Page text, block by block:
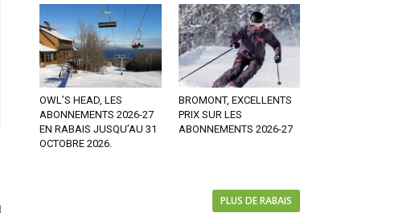
OWL’S HEAD, LES
ABONNEMENTS 2026-27
EN RABAIS JUSQU’AU 31
OCTOBRE 2026.
BROMONT, EXCELLENTS
PRIX SUR LES
ABONNEMENTS 2026-27
PLUS DE RABAIS